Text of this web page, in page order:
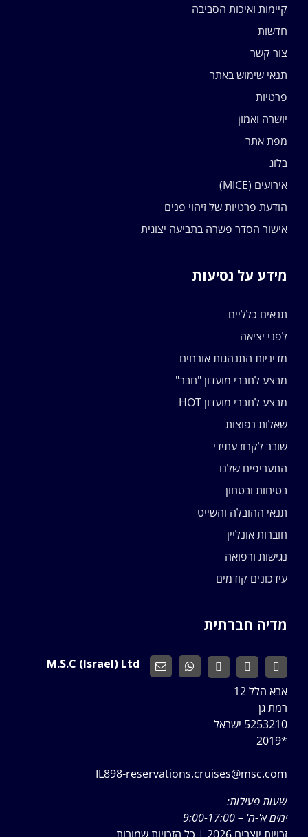
קיימות ואיכות הסביבה
חדשות
צור קשר
תנאי שימוש באתר
פרטיות
יושרה ואמון
מפת אתר
בלוג
אירועים (MICE)
הודעת פרטיות של זיהוי פנים
אישור הסדר פשרה בתביעה יצוגית
מידע על נסיעות
תנאים כלליים
לפני יציאה
מדיניות התנהגות אורחים
מבצע לחברי מועדון "חבר"
מבצע לחברי מועדון HOT
שאלות נפוצות
שובר לקרוז עתידי
התעריפים שלנו
בטיחות ובטחון
תנאי ההובלה והשייט
חוברות אונליין
נגישות ורפואה
עידכונים קודמים
מדיה חברתית
M.S.C (Israel) Ltd
אבא הלל 12
רמת גן
5253210 ישראל
*2019
IL898-reservations.cruises@msc.com
שעות פעילות:
ימים א'-ה' – 9:00-17:00